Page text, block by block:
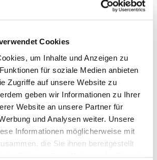
Cookies
um Inhalte und Anzeigen zu
für soziale Medien anbieten
Zugriffe auf unsere Website zu
geben wir Informationen zu Ihrer
Website an unsere Partner für
und Analysen weiter. Unsere
Informationen möglicherweise mit
die Sie ihnen bereitgestellt